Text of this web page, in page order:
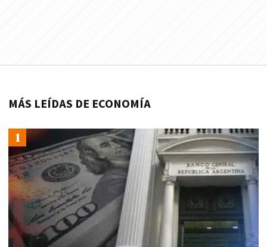
MÁS LEÍDAS DE ECONOMÍA